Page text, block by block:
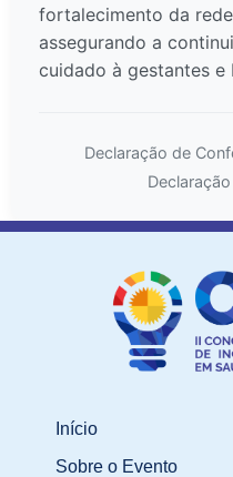
fortalecimento da
assegurando a
cuidado à gestantes e
Declaração de
Início
Sobre o Evento